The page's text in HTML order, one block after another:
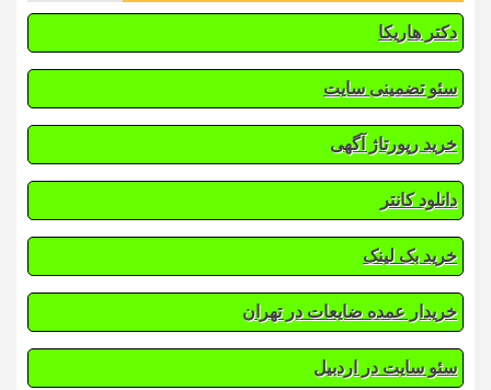
دکتر هاریکا
سئو تضمینی سایت
خرید رپورتاژ آگهی
دانلود کانتر
خرید بک لینک
خریدار عمده ضایعات در تهران
سئو سایت در اردبیل